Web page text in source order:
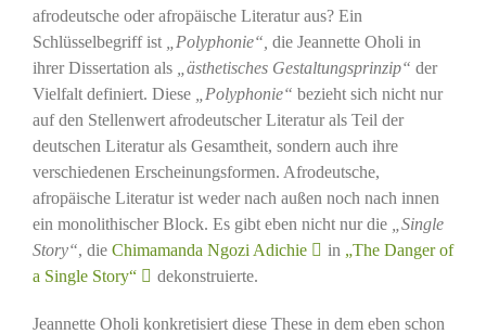
afrodeutsche oder afropäische Literatur aus? Ein
Schlüsselbegriff ist
„Polyphonie“, die Jeannette Oholi in
ihrer Dissertation als
„ästhetisches Gestaltungsprinzip“ der
Vielfalt definiert. Diese
„Polyphonie“ bezieht sich nicht nur
auf den Stellenwert afrodeutscher Literatur als Teil der
deutschen Literatur als Gesamtheit, sondern auch ihre
verschiedenen Erscheinungsformen. Afrodeutsche,
afropäische Literatur ist weder nach außen noch nach innen
ein monolithischer Block. Es gibt eben nicht nur die
„Single
Story“, die Chimamanda Ngozi Adichie in „The Danger of
a Single Story“
dekonstruierte.
Jeannette Oholi konkretisiert diese These in dem eben schon